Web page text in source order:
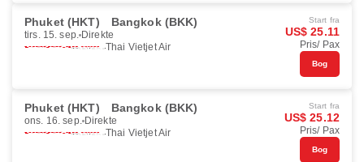
Phuket (HKT) Bangkok (BKK)
tirs. 15. sep. Direkte
Thai Vietjet Air
Start fra
US$ 25.11
Pris/ Pax
Bog
Phuket (HKT) Bangkok (BKK)
ons. 16. sep. Direkte
Thai Vietjet Air
Start fra
US$ 25.12
Pris/ Pax
Bog